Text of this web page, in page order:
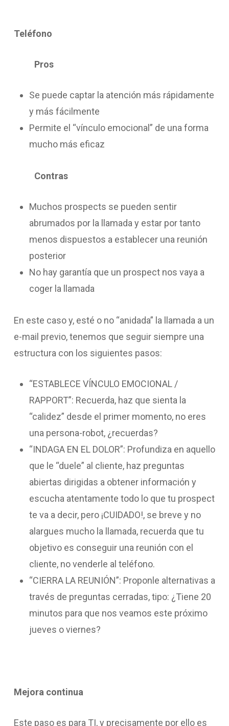
Teléfono
Pros
Se puede captar la atención más rápidamente
y más fácilmente
Permite el “vínculo emocional” de una forma
mucho más eficaz
Contras
Muchos prospects se pueden sentir
abrumados por la llamada y estar por tanto
menos dispuestos a establecer una reunión
posterior
No hay garantía que un prospect nos vaya a
coger la llamada
En este caso y, esté o no “anidada” la llamada a un
e-mail previo, tenemos que seguir siempre una
estructura con los siguientes pasos:
“ESTABLECE VÍNCULO EMOCIONAL /
RAPPORT”: Recuerda, haz que sienta la
“calidez” desde el primer momento, no eres
una persona-robot, ¿recuerdas?
“INDAGA EN EL DOLOR”: Profundiza en aquello
que le “duele” al cliente, haz preguntas
abiertas dirigidas a obtener información y
escucha atentamente todo lo que tu prospect
te va a decir, pero ¡CUIDADO!, se breve y no
alargues mucho la llamada, recuerda que tu
objetivo es conseguir una reunión con el
cliente, no venderle al teléfono.
“CIERRA LA REUNIÓN”: Proponle alternativas a
través de preguntas cerradas, tipo: ¿Tiene 20
minutos para que nos veamos este próximo
jueves o viernes?
Mejora continua
Este paso es para TI, y precisamente por ello es